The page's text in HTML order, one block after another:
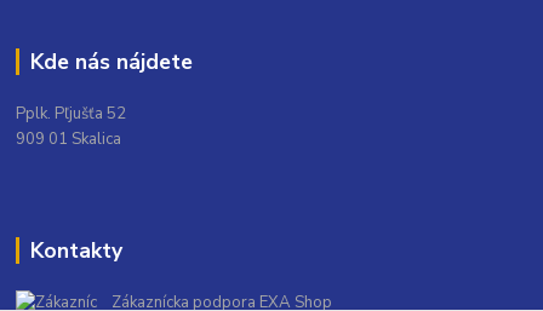
Kde nás nájdete
Pplk. Pľjušťa 52
909 01 Skalica
Kontakty
Zákaznícka podpora EXA Shop